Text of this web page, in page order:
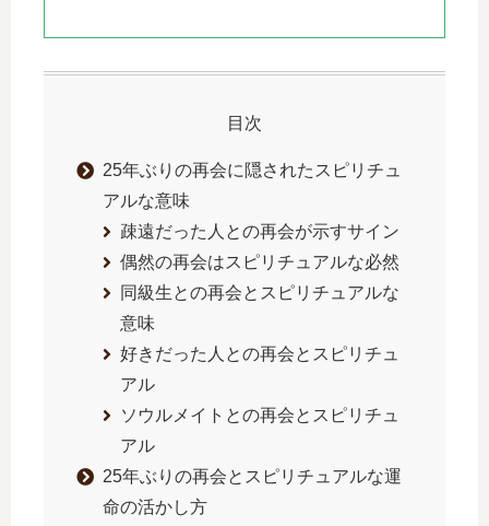
目次
25年ぶりの再会に隠されたスピリチュ
アルな意味
疎遠だった人との再会が示すサイン
偶然の再会はスピリチュアルな必然
同級生との再会とスピリチュアルな
意味
好きだった人との再会とスピリチュ
アル
ソウルメイトとの再会とスピリチュ
アル
25年ぶりの再会とスピリチュアルな運
命の活かし方